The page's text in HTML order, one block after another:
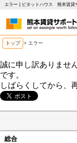
エラー | ピタットハウス 熊本賃貸
トップ > エラー
誠に申し訳ありませ
です。
しばらくしてから、
総合